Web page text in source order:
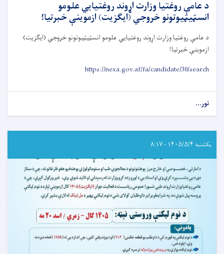
د عامې روغتيا وزارت اړوند روغتيايي علومو
انسټيټيوتونو خروجي (ايګزيت) ازموينې خبرتيا!
د عامې روغتيا وزارت اړوند روغتيايي علومو انسټيټيوتونو خروجي (ايګزيت)
ازموينې خبرتيا!
https://nexa.gov.af/fa/candidate/30/search
نور...
د
روغتيا
وزارت
روغتيايي
علومو
انسټيټيوتونو
خروجي
(ايګزيت)
ازموينې
خبرتيا!
یکشنبه ۱۴۰۵/۵/۴ - ۸:۱۷